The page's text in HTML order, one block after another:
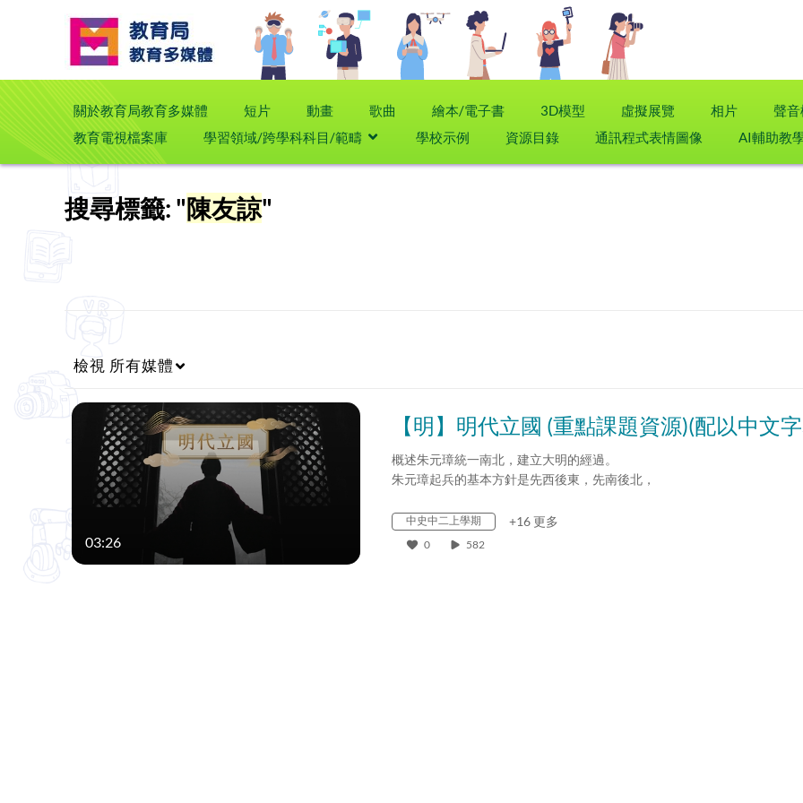
關於教育局教育多媒體 短片 動畫 歌曲 繪本/電子書 3D模型 虛擬展覽 相片
聲
教育電視檔案庫
學習領域/跨學科科目/範疇 學校示例 資源目錄 通訊程式表情圖像 AI輔助教
搜尋標籤: "陳友諒"
檢視 所有媒體
03:26
【明】明代立國 (重點課題資源)(配以中文
概述朱元璋統一南北，建立大明的經過。
朱元璋起兵的基本方針是先西後東，先南後北，
中史中二上學期 +16 更多
0 582